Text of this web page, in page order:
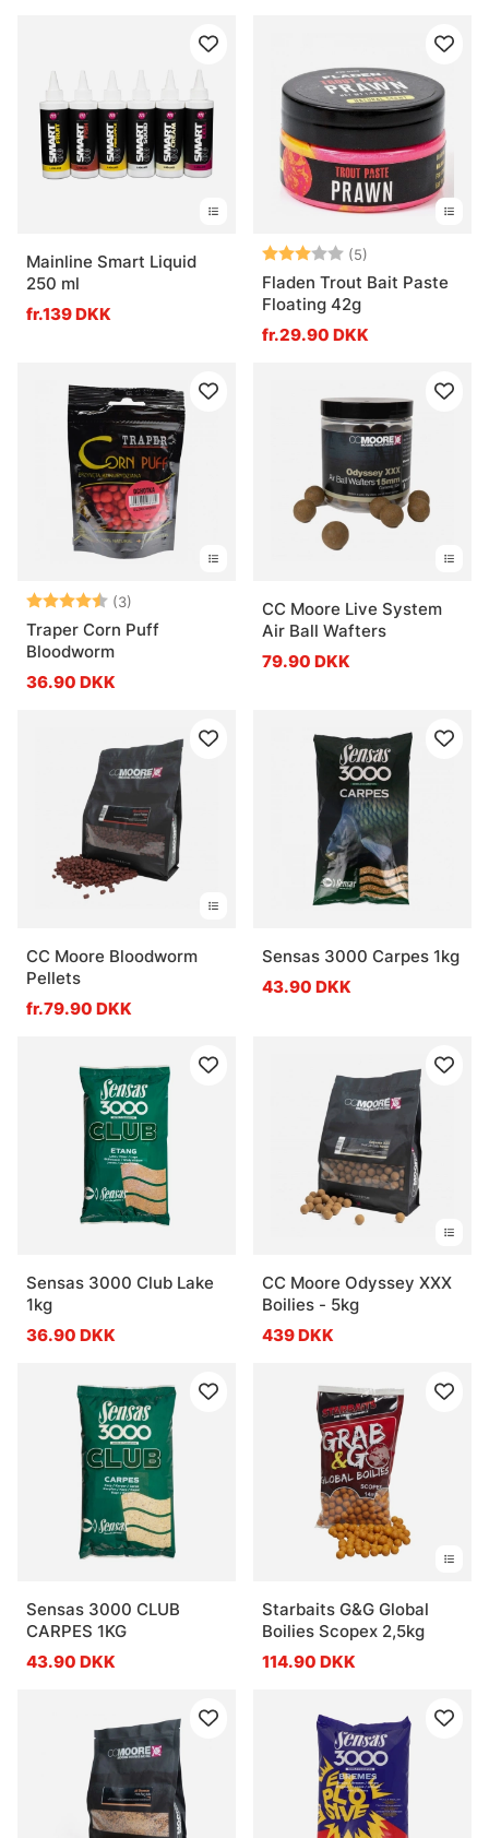
Mainline Smart Liquid
250 ml
fr.139 DKK
Vurdering: (5)
Fladen Trout Bait Paste
Floating 42g
fr.29.90 DKK
Vurdering: (3)
4.7 ud af 5 stjerner
Traper Corn Puff
Bloodworm
36.90 DKK
CC Moore Live System
Air Ball Wafters
79.90 DKK
CC Moore Bloodworm
Pellets
fr.79.90 DKK
Sensas 3000 Carpes 1kg
43.90 DKK
Sensas 3000 Club Lake
1kg
36.90 DKK
CC Moore Odyssey XXX
Boilies - 5kg
439 DKK
Sensas 3000 CLUB
CARPES 1KG
43.90 DKK
Starbaits G&G Global
Boilies Scopex 2,5kg
114.90 DKK